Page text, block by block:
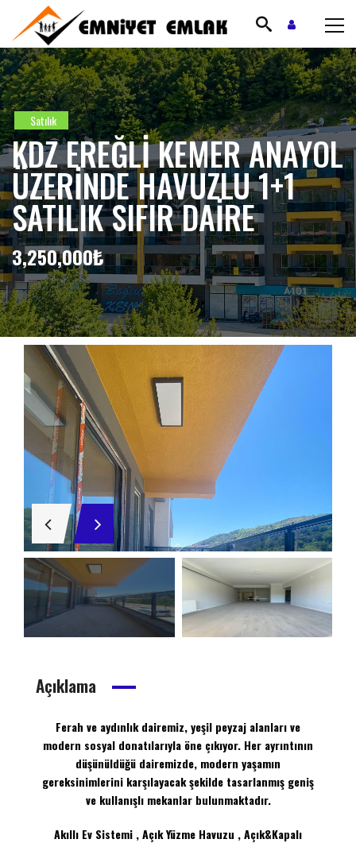
Satılık
KDZ EREĞLİ KEMER ANAYOL
ÜZERİNDE HAVUZLU 1+1
SATILIK SIFIR DAİRE
3,250,000₺
Açıklama
Ferah ve aydınlık dairemiz, yeşil peyzaj alanları ve
modern sosyal donatılarıyla öne çıkıyor. Her ayrıntının
düşünüldüğü dairemizde, modern yaşamın
gereksinimlerini karşılayacak şekilde tasarlanmış geniş
ve kullanışlı mekanlar bulunmaktadır.
Akıllı Ev Sistemi , Açık Yüzme Havuzu , Açık&Kapalı